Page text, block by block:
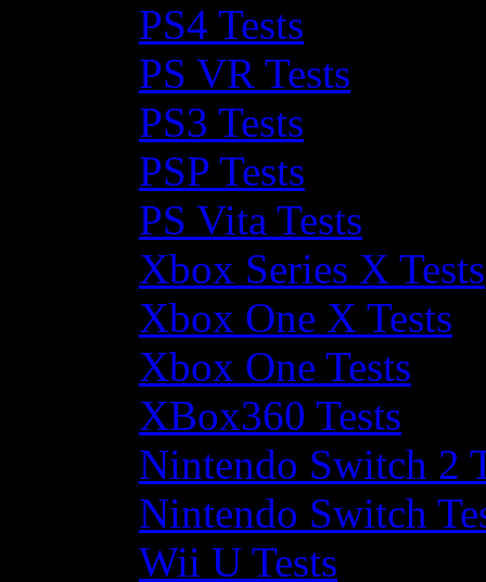
PS4 Tests
PS VR Tests
PS3 Tests
PSP Tests
PS Vita Tests
Xbox Series X Tests
Xbox One X Tests
Xbox One Tests
XBox360 Tests
Nintendo Switch 2
Nintendo Switch
Wii U Tests